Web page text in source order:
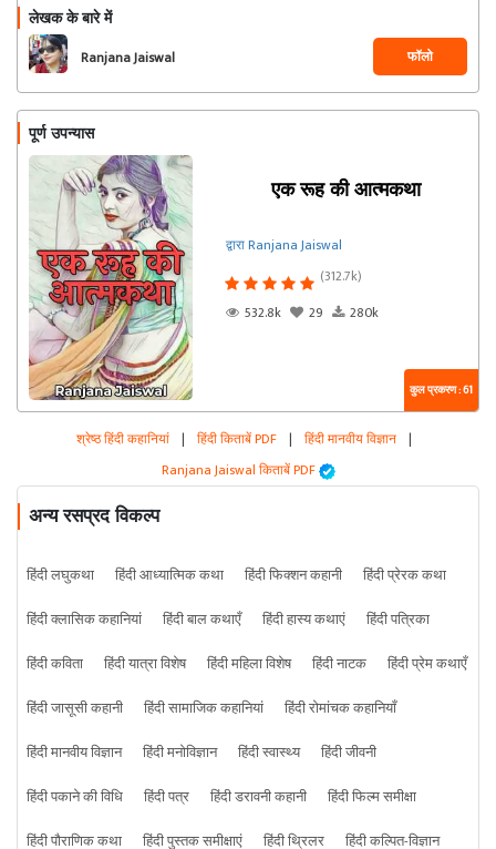
लेखक के बारे में
Ranjana Jaiswal फॉलो
पूर्ण उपन्यास
एक रूह की आत्मकथा
द्वारा Ranjana Jaiswal
(312.7k)
532.8k
29 280k
कुल प्रकरण : 61
श्रेष्ठ हिंदी कहानियां | हिंदी किताबें PDF | हिंदी मानवीय विज्ञान |
Ranjana Jaiswal किताबें PDF
अन्य रसप्रद विकल्प
हिंदी लघुकथा हिंदी आध्यात्मिक कथा हिंदी फिक्शन कहानी
हिंदी प्रेरक कथा
हिंदी क्लासिक कहानियां
हिंदी बाल कथाएँ हिंदी हास्य कथाएं
हिंदी पत्रिका
हिंदी कविता
हिंदी यात्रा विशेष हिंदी महिला विशेष हिंदी नाटक
हिंदी प्रेम कथाएँ
हिंदी जासूसी कहानी
हिंदी सामाजिक कहानियां
हिंदी रोमांचक कहानियाँ
हिंदी मानवीय विज्ञान
हिंदी मनोविज्ञान हिंदी स्वास्थ्य
हिंदी जीवनी
हिंदी पकाने की विधि
हिंदी पत्र हिंदी डरावनी कहानी
हिंदी फिल्म समीक्षा
हिंदी पौराणिक कथा
हिंदी पुस्तक समीक्षाएं हिंदी थ्रिलर हिंदी कल्पित-विज्ञान